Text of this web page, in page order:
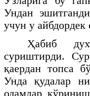
Ундан
учун у айбдордек
Ҳабиб
суриштирди.
қаердан топса
Унда қудалар
одамлар